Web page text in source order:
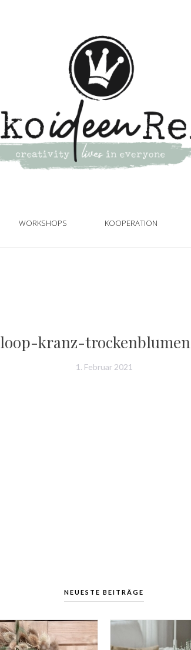
WORKSHOPS KOOPERATION
loop-kranz-trockenblumen
1. Februar 2021
NEUESTE BEITRÄGE